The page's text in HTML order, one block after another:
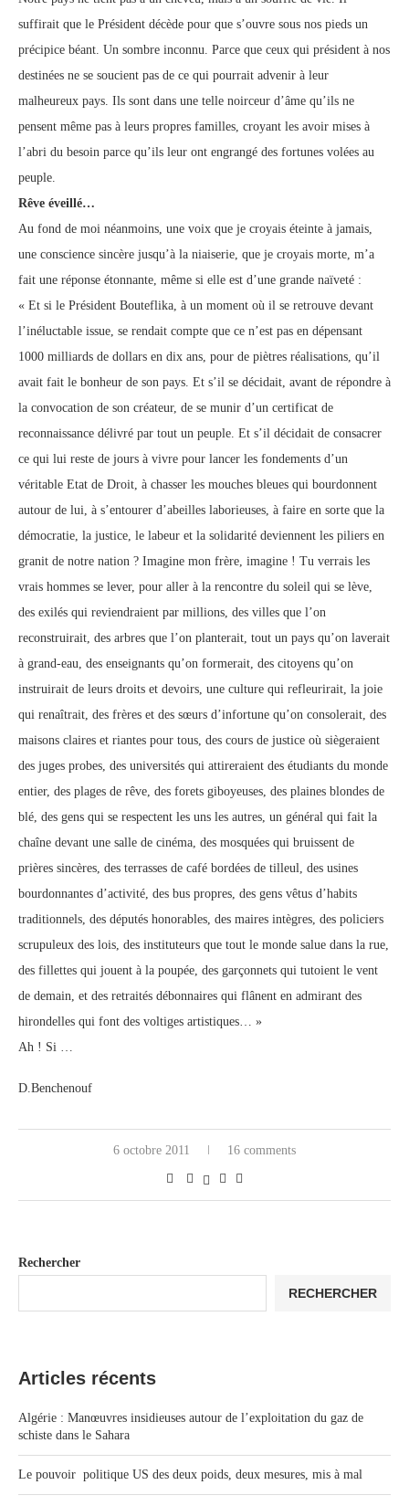
suffirait que le Président décède pour que s’ouvre sous nos pieds un
précipice béant. Un sombre inconnu. Parce que ceux qui président à nos
destinées ne se soucient pas de ce qui pourrait advenir à leur
malheureux pays. Ils sont dans une telle noirceur d’âme qu’ils ne
pensent même pas à leurs propres familles, croyant les avoir mises à
l’abri du besoin parce qu’ils leur ont engrangé des fortunes volées au
peuple.
Rêve éveillé…
Au fond de moi néanmoins, une voix que je croyais éteinte à jamais,
une conscience sincère jusqu’à la niaiserie, que je croyais morte, m’a
fait une réponse étonnante, même si elle est d’une grande naïveté :
« Et si le Président Bouteflika, à un moment où il se retrouve devant
l’inéluctable issue, se rendait compte que ce n’est pas en dépensant
1000 milliards de dollars en dix ans, pour de piètres réalisations, qu’il
avait fait le bonheur de son pays. Et s’il se décidait, avant de répondre à
la convocation de son créateur, de se munir d’un certificat de
reconnaissance délivré par tout un peuple. Et s’il décidait de consacrer
ce qui lui reste de jours à vivre pour lancer les fondements d’un
véritable Etat de Droit, à chasser les mouches bleues qui bourdonnent
autour de lui, à s’entourer d’abeilles laborieuses, à faire en sorte que la
démocratie, la justice, le labeur et la solidarité deviennent les piliers en
granit de notre nation ? Imagine mon frère, imagine ! Tu verrais les
vrais hommes se lever, pour aller à la rencontre du soleil qui se lève,
des exilés qui reviendraient par millions, des villes que l’on
reconstruirait, des arbres que l’on planterait, tout un pays qu’on laverait
à grand-eau, des enseignants qu’on formerait, des citoyens qu’on
instruirait de leurs droits et devoirs, une culture qui refleurirait, la joie
qui renaîtrait, des frères et des sœurs d’infortune qu’on consolerait, des
maisons claires et riantes pour tous, des cours de justice où siègeraient
des juges probes, des universités qui attireraient des étudiants du monde
entier, des plages de rêve, des forets giboyeuses, des plaines blondes de
blé, des gens qui se respectent les uns les autres, un général qui fait la
chaîne devant une salle de cinéma, des mosquées qui bruissent de
prières sincères, des terrasses de café bordées de tilleul, des usines
bourdonnantes d’activité, des bus propres, des gens vêtus d’habits
traditionnels, des députés honorables, des maires intègres, des policiers
scrupuleux des lois, des instituteurs que tout le monde salue dans la rue,
des fillettes qui jouent à la poupée, des garçonnets qui tutoient le vent
de demain, et des retraités débonnaires qui flânent en admirant des
hirondelles qui font des voltiges artistiques… »
Ah ! Si …
D.Benchenouf
6 octobre 2011 16 comments
Rechercher
RECHERCHER
Articles récents
Algérie : Manœuvres insidieuses autour de l’exploitation du gaz de
schiste dans le Sahara
Le pouvoir politique US des deux poids, deux mesures, mis à mal